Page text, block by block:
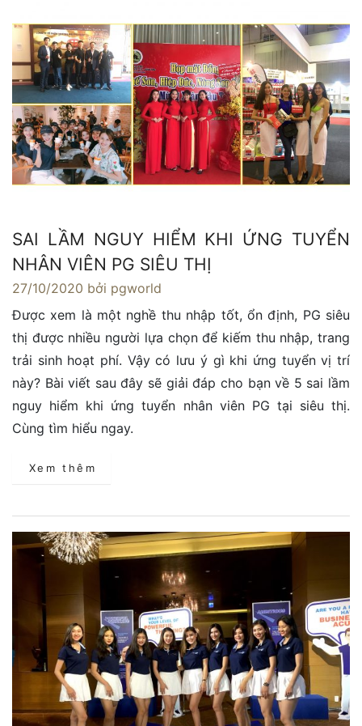
SAI LẦM NGUY HIỂM KHI ỨNG TUYỂN
NHÂN VIÊN PG SIÊU THỊ
27/10/2020 bởi pgworld
Được xem là một nghề thu nhập tốt, ổn định, PG siêu
thị được nhiều người lựa chọn để kiếm thu nhập, trang
trải sinh hoạt phí. Vậy có lưu ý gì khi ứng tuyển vị trí
này? Bài viết sau đây sẽ giải đáp cho bạn về 5 sai lầm
nguy hiểm khi ứng tuyển nhân viên PG tại siêu thị.
Cùng tìm hiểu ngay.
Xem thêm